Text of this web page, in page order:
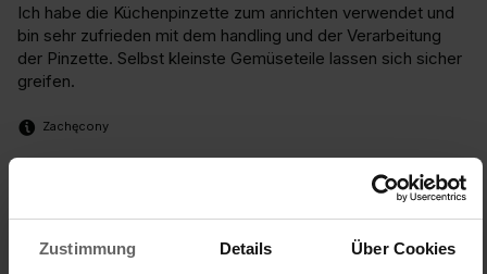
Zustimmung Details Über Cookies
Ich habe die Küchenpinzette zum anrichten verwendet und
bin sehr zufrieden mit dem handling und der Verarbeitung
der Pinzette. Selbst kleinste Gemüseteile lassen sich sicher
greifen.
Zachęcony